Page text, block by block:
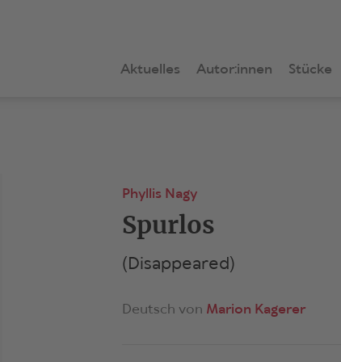
Aktuelles Autor:innen Stücke
Phyllis Nagy
Spurlos
(Disappeared)
Deutsch von Marion Kagerer